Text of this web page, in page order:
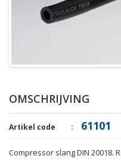
OMSCHRIJVING
Artikel code 61101
Compressor slang DIN 20018.